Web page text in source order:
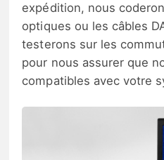
expédition, nous
optiques ou les câbles
testerons sur les
pour nous assurer que
compatibles avec votre